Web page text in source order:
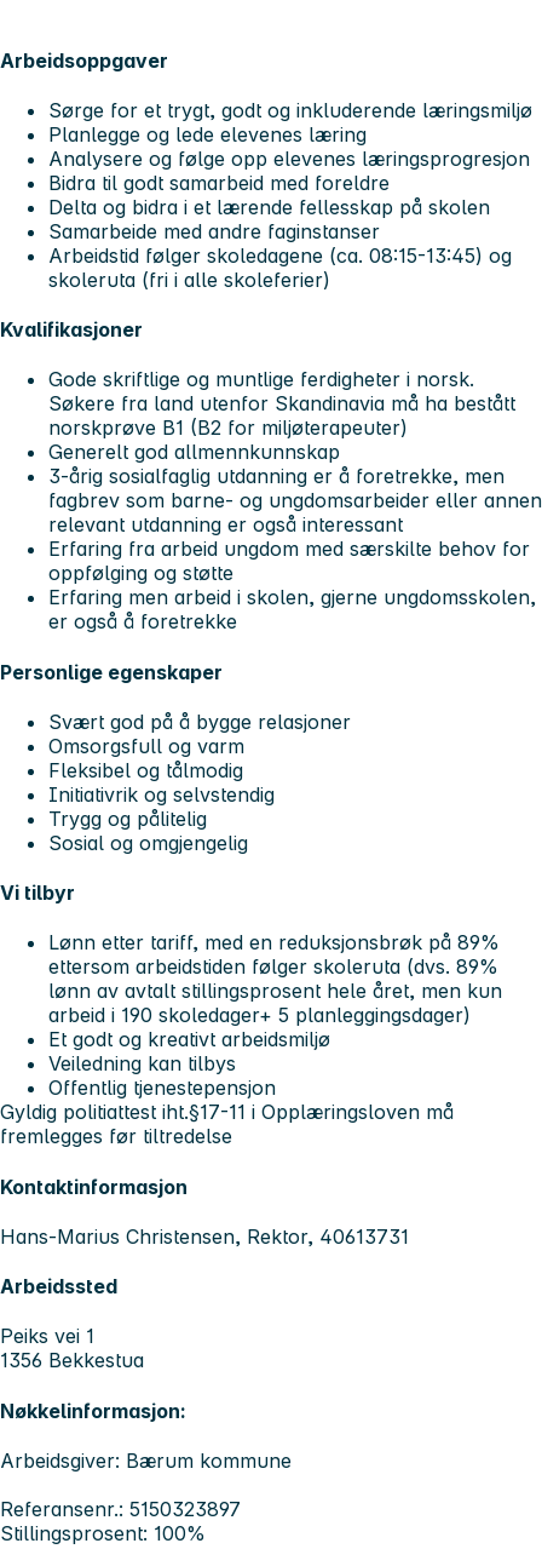
Arbeidsoppgaver
Sørge for et trygt, godt og inkluderende læringsmiljø
Planlegge og lede elevenes læring
Analysere og følge opp elevenes læringsprogresjon
Bidra til godt samarbeid med foreldre
Delta og bidra i et lærende fellesskap på skolen
Samarbeide med andre faginstanser
Arbeidstid følger skoledagene (ca. 08:15-13:45) og
skoleruta (fri i alle skoleferier)
Kvalifikasjoner
Gode skriftlige og muntlige ferdigheter i norsk.
Søkere fra land utenfor Skandinavia må ha bestått
norskprøve B1 (B2 for miljøterapeuter)
Generelt god allmennkunnskap
3-årig sosialfaglig utdanning er å foretrekke, men
fagbrev som barne- og ungdomsarbeider eller annen
relevant utdanning er også interessant
Erfaring fra arbeid ungdom med særskilte behov for
oppfølging og støtte
Erfaring men arbeid i skolen, gjerne ungdomsskolen,
er også å foretrekke
Personlige egenskaper
Svært god på å bygge relasjoner
Omsorgsfull og varm
Fleksibel og tålmodig
Initiativrik og selvstendig
Trygg og pålitelig
Sosial og omgjengelig
Vi tilbyr
Lønn etter tariff, med en reduksjonsbrøk på 89%
ettersom arbeidstiden følger skoleruta (dvs. 89%
lønn av avtalt stillingsprosent hele året, men kun
arbeid i 190 skoledager+ 5 planleggingsdager)
Et godt og kreativt arbeidsmiljø
Veiledning kan tilbys
Offentlig tjenestepensjon
Gyldig politiattest iht.§17-11 i Opplæringsloven må
fremlegges før tiltredelse
Kontaktinformasjon
Hans-Marius Christensen, Rektor, 40613731
Arbeidssted
Peiks vei 1
1356 Bekkestua
Nøkkelinformasjon:
Arbeidsgiver: Bærum kommune
Referansenr.: 5150323897
Stillingsprosent: 100%